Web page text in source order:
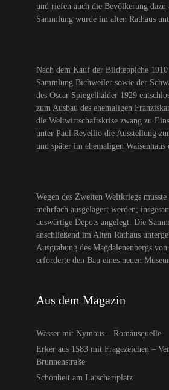
und riefen auch die Bevölkerung
Sammlung wurde im alten Rathaus
Nach dem Kauf der Bildteppiche
Sammlung Bichweiler sowie der
des Oscar Spiegelhalder 1929
zum Ausbau des ehemaligen
die Weltwirtschaftskrise zwang zu
unter Paul Revellio die Ausstellung
und später im ehemaligen Waisenhaus
Wegen des Zweiten Weltkriegs
mehrfach ausgelagert werden;
auswärtige Depots angelegt. Die
anschließend im Alten Rathaus
Ausgrabung des Magdalenenbergs
erforderte den Bau eines neuen
Aus dem Magazin
Wasser mit Nymbus – Romäusquelle
Erker aus 1583 mit Fragezeichen –
Brunnenstraße
Schönheit am Latschariplatz